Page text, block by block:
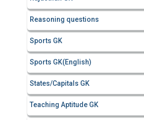
Reasoning questions
Sports GK
Sports GK(English)
States/Capitals GK
Teaching Aptitude GK